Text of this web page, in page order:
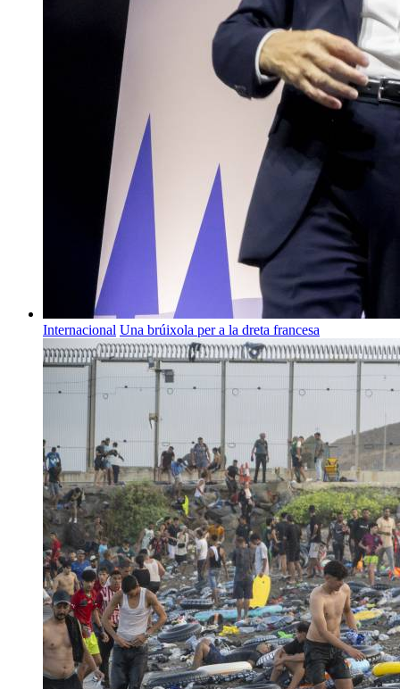
Internacional Una brúixola per a la dreta francesa